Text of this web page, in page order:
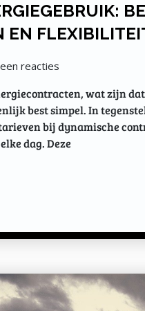
EN
reacties
wat zijn
best simpel. In
bij dynamische
dag. Deze